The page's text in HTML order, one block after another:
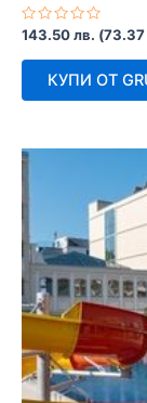
Оценено
0
143.50лв. (73.37
КУПИ ОТ